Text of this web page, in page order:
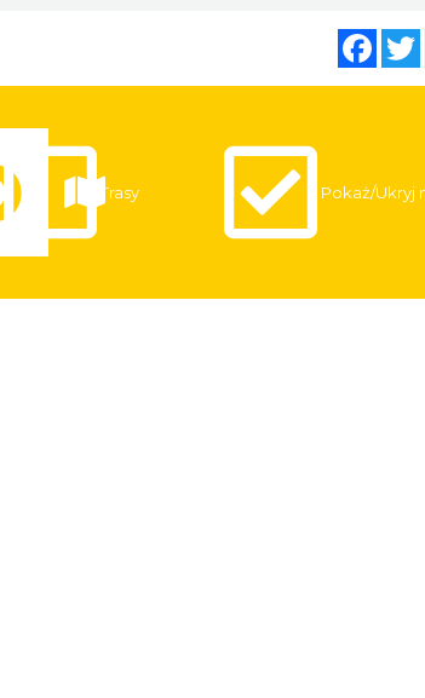
Trasy Pokaż/Ukryj